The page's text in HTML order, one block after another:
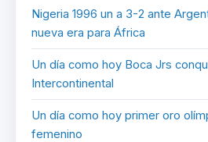
Nigeria 1996 un a 3-2 ante
nueva era para África
Un día como hoy Boca Jrs
Intercontinental
Un día como hoy primer oro
femenino